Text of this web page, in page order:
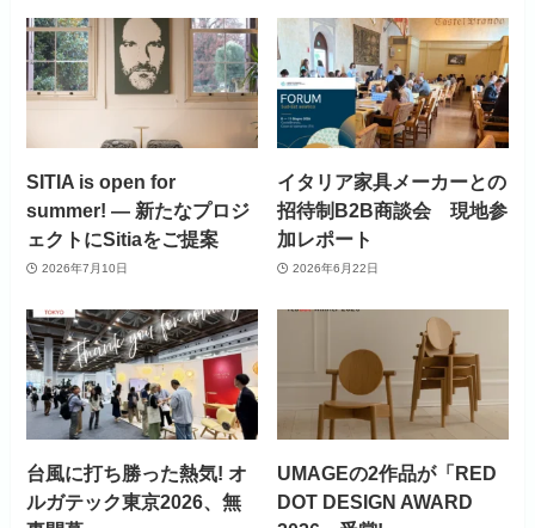
SITIA is open for
summer! ― 新たなプロジ
ェクトにSitiaをご提案
2026年7月10日
イタリア家具メーカーとの
招待制B2B商談会 現地参
加レポート
2026年6月22日
台風に打ち勝った熱気! オ
ルガテック東京2026、無
UMAGEの2作品が「RED
DOT DESIGN AWARD